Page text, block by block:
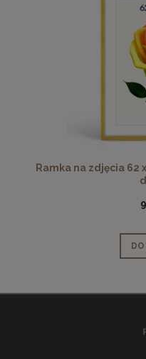
Ramka na zdjęcia 62